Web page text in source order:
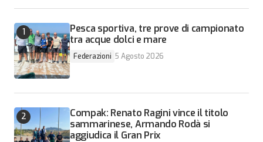
Pesca sportiva, tre prove di campionato
tra acque dolci e mare
Federazioni 5 Agosto 2026
Compak: Renato Ragini vince il titolo
sammarinese, Armando Rodà si
aggiudica il Gran Prix